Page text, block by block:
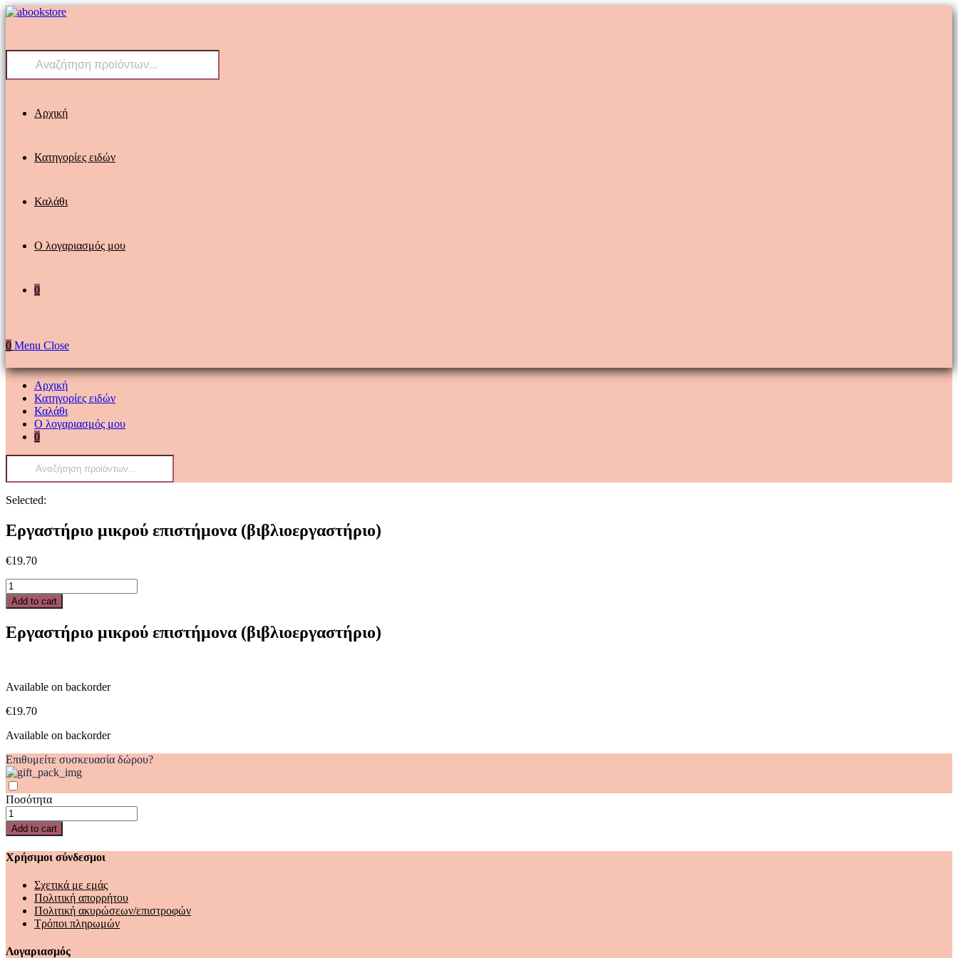
Skip
Products
Αρχική
Κατηγορίες ειδών
Καλάθι
Ο λογαριασμός μου
0
0 Menu Close
Αρχική
Κατηγορίες ειδών
Καλάθι
Ο λογαριασμός μου
0
Products
Selected:
Εργαστήριο μικρού επιστήμονα (βιβλιοεργαστήριο)
€19.70
Εργαστήριο
μικρού
επιστήμονα
(βιβλιοεργαστήριο)
quantity
Add to cart
Εργαστήριο μικρού επιστήμονα (βιβλιοεργαστήριο)
Available on backorder
€19.70
Available on backorder
Επιθυμείτε συσκευασία δώρου?
Ποσότητα
Εργαστήριο
μικρού
επιστήμονα
(βιβλιοεργαστήριο)
quantity
Add to cart
Χρήσιμοι σύνδεσμοι
Σχετικά με εμάς
Πολιτική απορρήτου
Πολιτική ακυρώσεων/επιστροφών
Τρόποι πληρωμών
Λογαριασμός